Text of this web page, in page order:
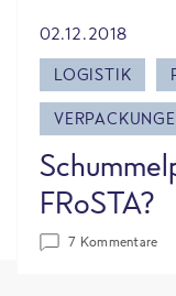
02.12.2018
LOGISTIK
FRoSTA?
7 Kommentare